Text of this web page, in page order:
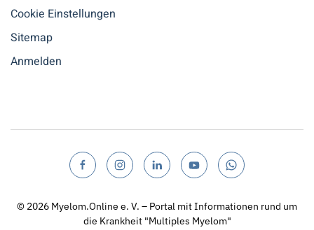
Cookie Einstellungen
Sitemap
Anmelden
© 2026 Myelom.Online e. V. – Portal mit Informationen rund um
die Krankheit "Multiples Myelom"